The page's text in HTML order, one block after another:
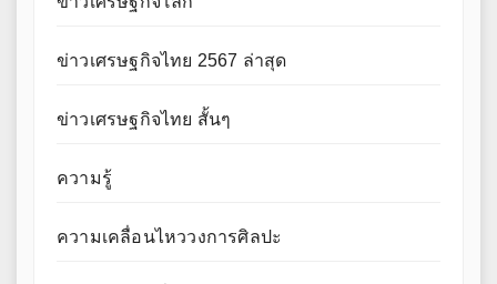
ข่าวเศรษฐกิจไทย 2567 ล่าสุด
ข่าวเศรษฐกิจไทย สั้นๆ
ความรู้
ความเคลื่อนไหววงการศิลปะ